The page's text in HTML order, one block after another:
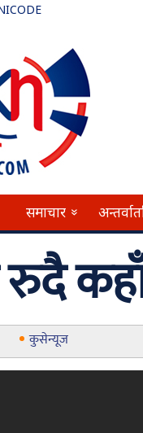
समाचार »
कुसेन्यूज